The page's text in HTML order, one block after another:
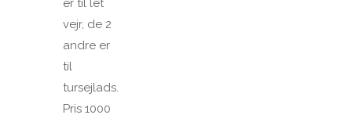
er til let
vejr, de 2
andre er
til
tursejlads.
Pris 1000